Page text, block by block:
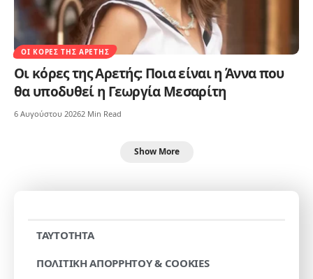
ΟΙ ΚΌΡΕΣ ΤΗΣ ΑΡΕΤΉΣ
Οι κόρες της Αρετής: Ποια είναι η Άννα που
θα υποδυθεί η Γεωργία Μεσαρίτη
6 Αυγούστου 20262 Min Read
Show More
TAYTOTHTA
ΠΟΛΙΤΙΚΗ ΑΠΟΡΡΗΤΟΥ & COOKIES